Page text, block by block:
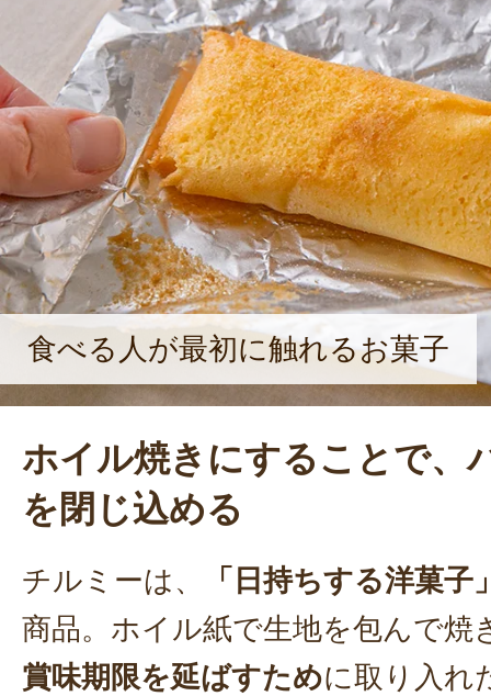
食べる人が最初に触れるお菓子
ホイル焼きにすることで、
を閉じ込める
チルミーは、
「日持ちする洋菓子
商品。ホイル紙で生地を包んで焼
賞味期限を延ばすために取り入れ